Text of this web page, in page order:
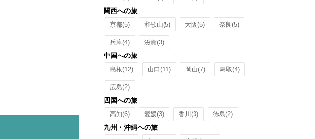
関西への旅
京都(5) 和歌山(5) 大阪(5) 奈良(5)
兵庫(4) 滋賀(3)
中国への旅
島根(12) 山口(11) 岡山(7) 鳥取(4)
広島(2)
四国への旅
高知(6) 愛媛(3) 香川 (3) 徳島(2)
九州・沖縄への旅